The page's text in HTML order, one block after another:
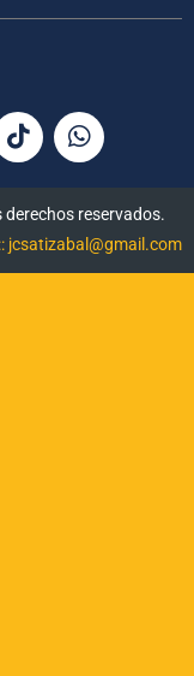
derechos reservados.
jcsatizabal@gmail.com